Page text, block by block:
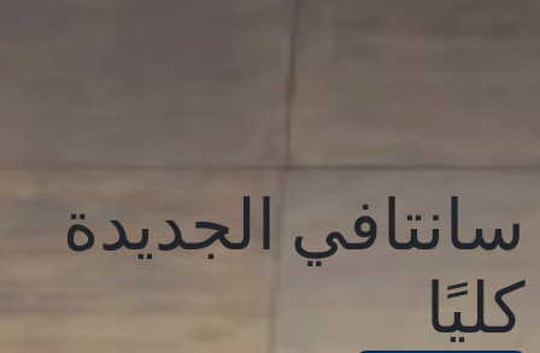
سانتافي الجديدة
كليًا